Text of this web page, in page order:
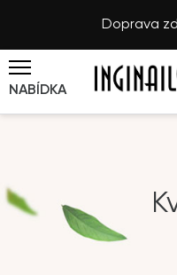
Doprava
NABÍDKA